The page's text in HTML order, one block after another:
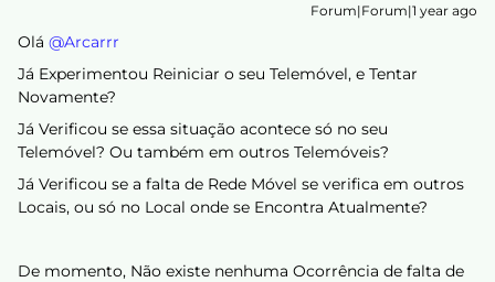
Forum|Forum|1 year ago
Olá ​ @Arcarrr
Já Experimentou Reiniciar o seu Telemóvel, e Tentar
Novamente?
Já Verificou se essa situação acontece só no seu
Telemóvel? Ou também em outros Telemóveis?
Já Verificou se a falta de Rede Móvel se verifica em outros
Locais, ou só no Local onde se Encontra Atualmente?
De momento, Não existe nenhuma Ocorrência de falta de